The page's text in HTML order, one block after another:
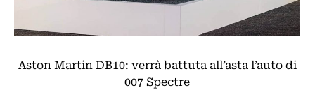
Aston Martin DB10: verrà battuta all’asta l’auto di
007 Spectre